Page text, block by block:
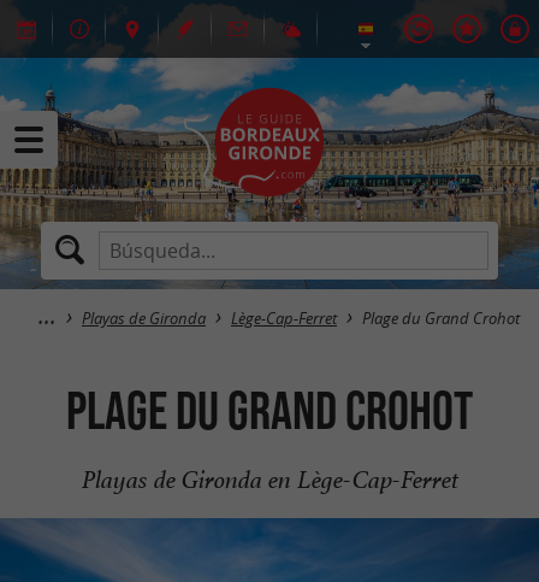
Playas de Gironda Lège-Cap-Ferret Plage du Grand Crohot
Plage du Grand Crohot
Playas de Gironda en Lège-Cap-Ferret